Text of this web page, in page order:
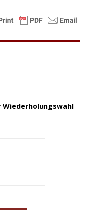
Wiederholungswahl